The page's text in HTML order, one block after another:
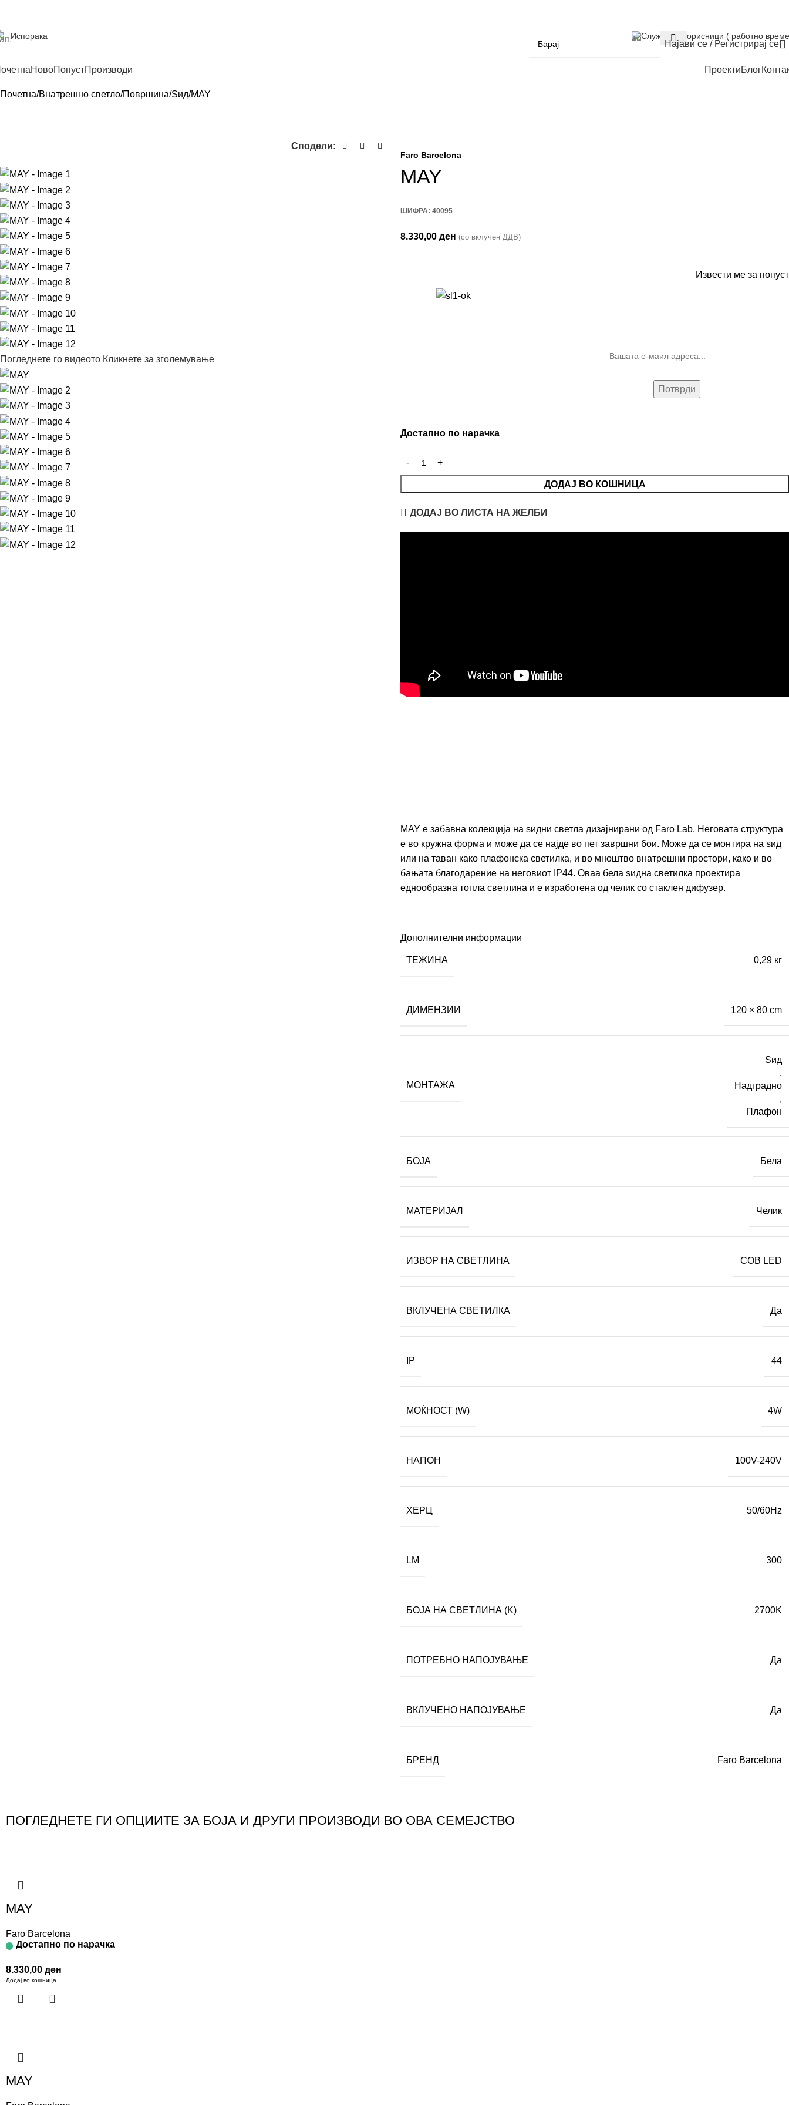
Испорака Служба за корисници ( работно
Најави се / Регистрирај се
НовоПопустПроизводи ПроектиБлог
Почетна Внатрешно светло Површина Sид MAY
Сподели:
Погледнете го видеото Кликнете за зголемување
Faro Barcelona
MAY
ШИФРА: 40095
8.330,00 ден (со вклучен ДДВ)
Извести ме за попуст
Достапно по нарачка
ДОДАЈ ВО КОШНИЦА
ДОДАЈ ВО ЛИСТА НА ЖЕЛБИ
MAY е забавна колекција на ѕидни светла дизајнирани од Faro Lab. Неговата структура
е во кружна форма и може да се најде во пет завршни бои. Може да се монтира на ѕид
или на таван како плафонска светилка, и во мноштво внатрешни простори, како и во
бањата благодарение на неговиот IP44. Оваа бела ѕидна светилка проектира
еднообразна топла светлина и е изработена од челик со стаклен дифузер.
Дополнителни информации
ТЕЖИНА 0,29 кг
ДИМЕНЗИИ 120 × 80 cm
МОНТАЖА
Ѕид
,
Надградно
,
Плафон
БОЈА Бела
МАТЕРИЈАЛ Челик
ИЗВОР НА СВЕТЛИНА COB LED
ВКЛУЧЕНА СВЕТИЛКА Да
IP 44
МОЌНОСТ (W) 4W
НАПОН 100V-240V
ХЕРЦ 50/60Hz
LM 300
БОЈА НА СВЕТЛИНА (K) 2700K
ПОТРЕБНО НАПОЈУВАЊЕ Да
ВКЛУЧЕНО НАПОЈУВАЊЕ Да
БРЕНД Faro Barcelona
ПОГЛЕДНЕТЕ ГИ ОПЦИИТЕ ЗА БОЈА И ДРУГИ ПРОИЗВОДИ ВО ОВА СЕМЕЈСТВО
MAY
Faro Barcelona
Достапно по нарачка
8.330,00 ден
Додај во кошница
MAY